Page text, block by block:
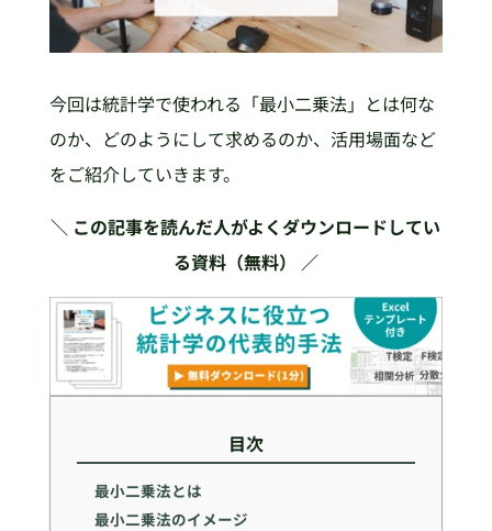
今回は統計学で使われる「最小二乗法」とは何な
のか、どのようにして求めるのか、活用場面など
をご紹介していきます。
＼ この記事を読んだ人がよくダウンロードしてい
る資料（無料） ／
目次
最小二乗法とは
最小二乗法のイメージ